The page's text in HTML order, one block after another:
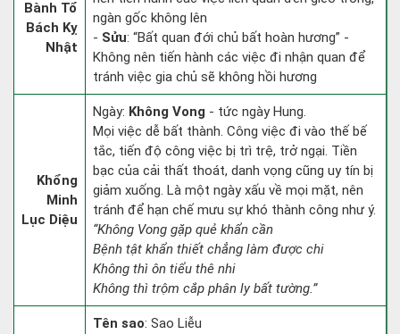
Bành Tổ
Bách Kỵ
Nhật
ngàn gốc không lên
- Sửu: “Bất quan đới chủ bất hoàn hương” -
Không nên tiến hành các việc đi nhận quan để
tránh việc gia chủ sẽ không hồi hương
Khổng
Minh
Lục Diệu
Ngày: Không Vong - tức ngày Hung.
Mọi việc dễ bất thành. Công việc đi vào thế bế
tắc, tiến độ công việc bị trì trệ, trở ngại. Tiền
bạc của cải thất thoát, danh vọng cũng uy tín bị
giảm xuống. Là một ngày xấu về mọi mặt, nên
tránh để hạn chế mưu sự khó thành công như ý.
“Không Vong gặp quẻ khẩn cần
Bệnh tật khẩn thiết chẳng làm được chi
Không thì ôn tiểu thê nhi
Không thì trộm cắp phân ly bất tường.”
Tên sao: Sao Liễu